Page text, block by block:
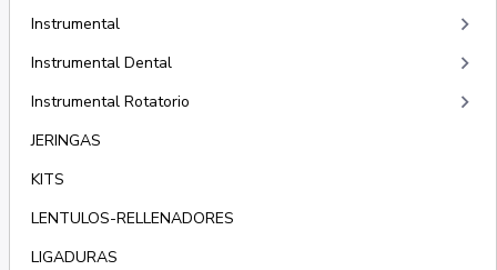
Instrumental keyboard_arrow_right
Instrumental Dental keyboard_arrow_right
Instrumental Rotatorio keyboard_arrow_right
JERINGAS
KITS
LENTULOS-RELLENADORES
LIGADURAS